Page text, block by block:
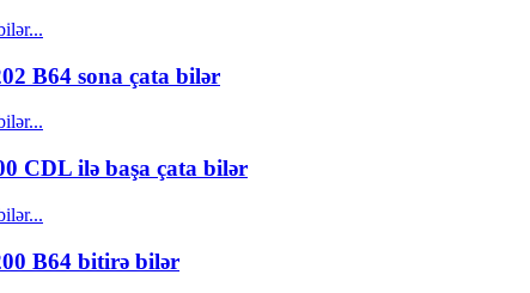
B64 sona çata bilər
CDL ilə başa çata bilər
B64 bitirə bilər